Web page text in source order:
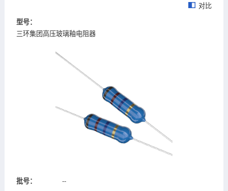
型号：
三环集团高压玻璃釉电阻器
对比
批号：
--